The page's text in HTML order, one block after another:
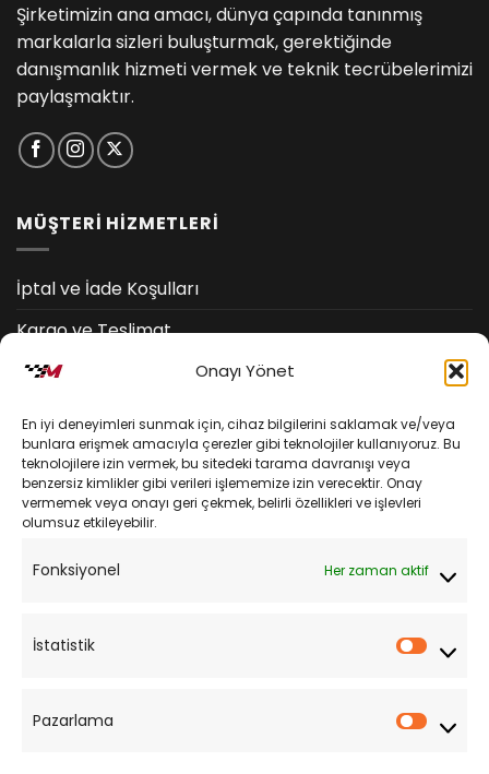
Onayı Yönet
En iyi deneyimleri sunmak için, cihaz bilgilerini saklamak ve/veya
bunlara erişmek amacıyla çerezler gibi teknolojiler kullanıyoruz. Bu
teknolojilere izin vermek, bu sitedeki tarama davranışı veya
benzersiz kimlikler gibi verileri işlememize izin verecektir. Onay
vermemek veya onayı geri çekmek, belirli özellikleri ve işlevleri
olumsuz etkileyebilir.
Fonksiyonel Her zaman aktif
İstatistik
Pazarlama
Şirketimizin ana amacı, dünya çapında tanınmış
markalarla sizleri buluşturmak, gerektiğinde
danışmanlık hizmeti vermek ve teknik tecrübelerimizi
paylaşmaktır.
MÜŞTERİ HİZMETLERİ
İptal ve İade Koşulları
Kargo ve Teslimat
Kişisel Verilerin Korunması
Mesafeli Satış Sözleşmesi
YARDIM
Sipariş Takibi